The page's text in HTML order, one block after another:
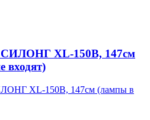
СИЛОНГ XL-150B, 147см
входят)